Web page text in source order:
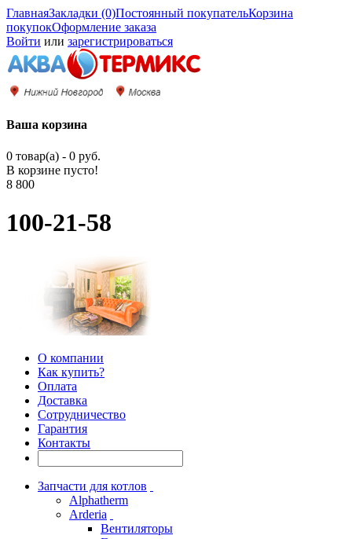
ГлавнаяЗакладки (0)Постоянный покупательКорзина
покупокОформление заказа
Войти или зарегистрироваться
Ваша корзина
0 товар(а) - 0 руб.
В корзине пусто!
8 800
100-21-58
О компании
Как купить?
Оплата
Доставка
Сотрудничество
Гарантия
Контакты
Запчасти для котлов
Alphatherm
Arderia
Вентиляторы